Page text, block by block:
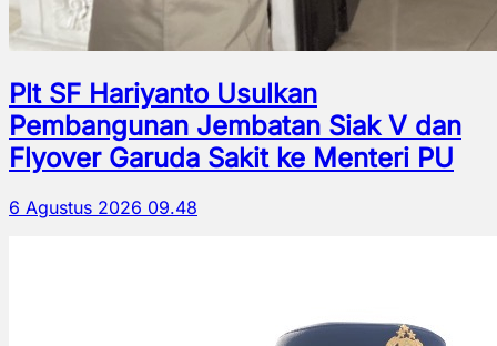
Plt SF Hariyanto Usulkan
Pembangunan Jembatan Siak V dan
Flyover Garuda Sakit ke Menteri PU
6 Agustus 2026 09.48